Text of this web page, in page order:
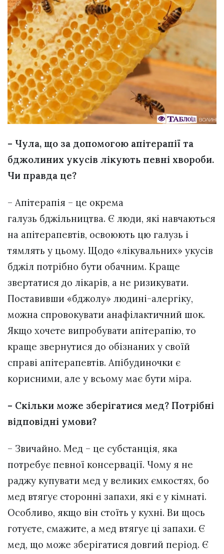
– Чула, що за допомогою апітерапії та
бджолиних укусів лікують певні хвороби.
Чи правда це?
– Апітерапія – це окрема
галузь бджільництва. Є люди, які навчаються
на апітерапевтів, освоюють цю галузь і
тямлять у цьому. Щодо «лікувальних» укусів
бджіл потрібно бути обачним. Краще
звертатися до лікарів, а не ризикувати.
Поставивши «бджолу» людині-алергіку,
можна спровокувати анафілактичний шок.
Якщо хочете випробувати апітерапію, то
краще звернутися до обізнаних у своїй
справі апітерапевтів. Апібудиночки є
корисними, але у всьому має бути міра.
– Скільки може зберігатися мед? Потрібні
відповідні умови?
– Звичайно. Мед – це субстанція, яка
потребує певної консервації. Чому я не
раджу купувати мед у великих ємкостях, бо
мед втягує сторонні запахи, які є у кімнаті.
Особливо, якщо він стоїть у кухні. Ви щось
готуєте, смажите, а мед втягує ці запахи. Є
мед, що може зберігатися довгий період. Є